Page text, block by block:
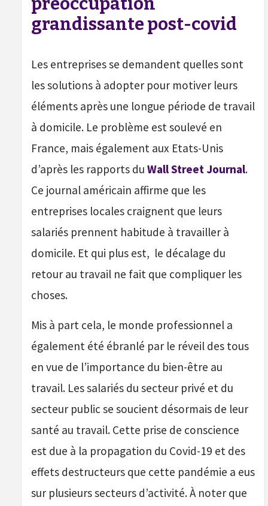
grandissante post-covid
Les entreprises se demandent quelles sont
les solutions à adopter pour motiver leurs
éléments après une longue période de travail
à domicile. Le problème est soulevé en
France, mais également aux Etats-Unis
d’après les rapports du Wall Street Journal.
Ce journal américain affirme que les
entreprises locales craignent que leurs
salariés prennent habitude à travailler à
domicile. Et qui plus est, le décalage du
retour au travail ne fait que compliquer les
choses.
Mis à part cela, le monde professionnel a
également été ébranlé par le réveil des tous
en vue de l’importance du bien-être au
travail. Les salariés du secteur privé et du
secteur public se soucient désormais de leur
santé au travail. Cette prise de conscience
est due à la propagation du Covid-19 et des
effets destructeurs que cette pandémie a eus
sur plusieurs secteurs d’activité. À noter que